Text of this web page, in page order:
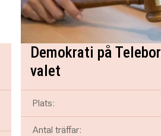
Demokrati på
valet
Plats:
Antal träffar: